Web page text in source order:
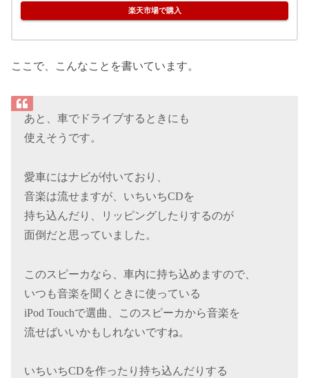
楽天市場で購入
ここで、こんなことを書いています。
あと、車でドライブするときにも
使えそうです。
愛車にはナビが付いており、
音楽は流せますが、いちいちCDを
持ち込んだり、リッピングしたりするのが
面倒だと思っていました。
このスピーカなら、車内に持ち込めますので、
いつも音楽を聞くときに使っている
iPod Touchで選曲、このスピーカから音楽を
流せばいいかもしれないですね。
いちいちCDを作ったり持ち込んだりする